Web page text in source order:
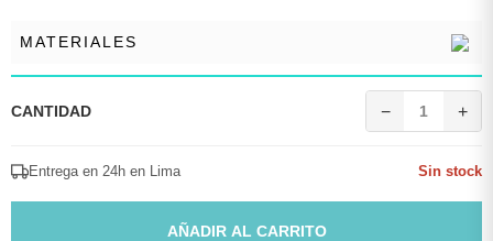
MATERIALES
CANTIDAD − 1 +
Entrega en 24h en Lima Sin stock
AÑADIR AL CARRITO